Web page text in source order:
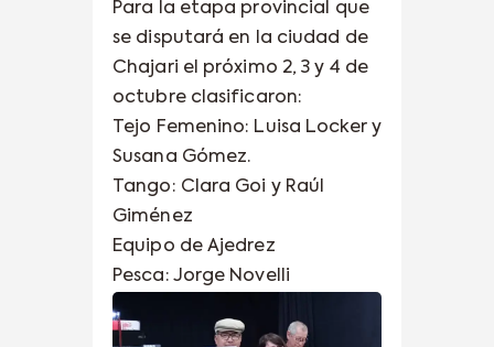
Para la etapa provincial que
se disputará en la ciudad de
Chajari el próximo 2, 3 y 4 de
octubre clasificaron:
Tejo Femenino: Luisa Locker y
Susana Gómez.
Tango: Clara Goi y Raúl
Giménez
Equipo de Ajedrez
Pesca: Jorge Novelli